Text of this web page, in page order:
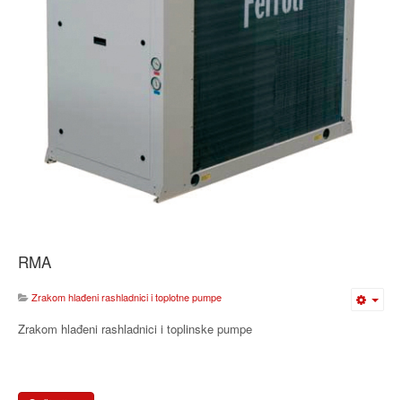
RMA
Zrakom hlađeni rashladnici i toplotne pumpe
Zrakom hlađeni rashladnici i toplinske pumpe